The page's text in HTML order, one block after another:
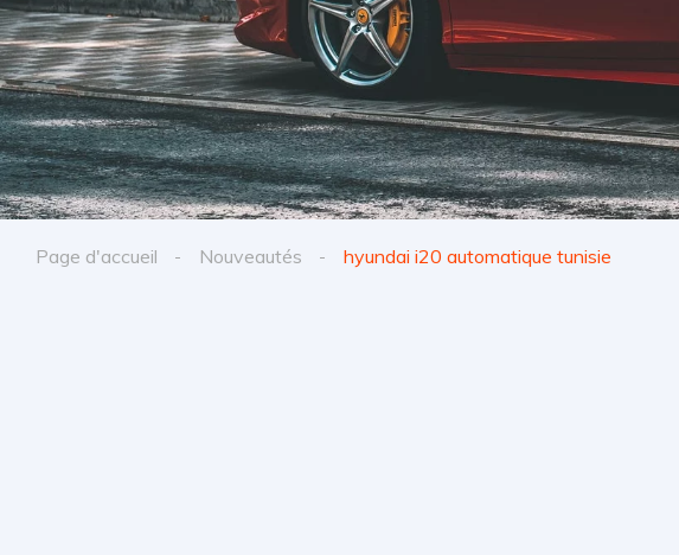
Page d'accueil Nouveautés hyundai i20 automatique tunisie